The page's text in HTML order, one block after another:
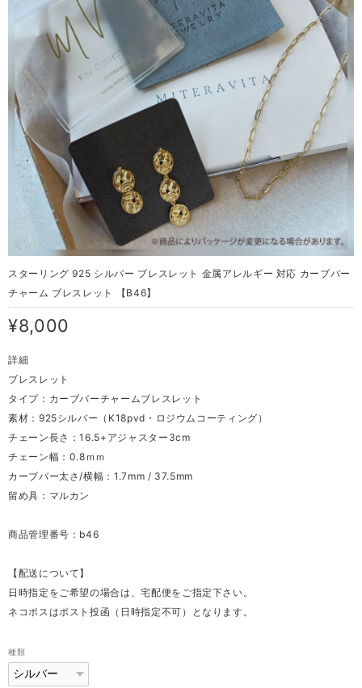
スターリング 925 シルバー ブレスレット 金属アレルギー 対応 カーブバー
チャーム ブレスレット 【B46】
¥8,000
詳細
ブレスレット
タイプ：カーブバーチャームブレスレット
素材：925シルバー（K18pvd・ロジウムコーティング）
チェーン長さ：16.5+アジャスター3cm
チェーン幅：0.8ｍｍ
カーブバー太さ/横幅：1.7mm / 37.5mm
留め具：マルカン
商品管理番号：b46
【配送について】
日時指定をご希望の場合は、宅配便をご指定下さい。
ネコポスはポスト投函（日時指定不可）となります。
種類